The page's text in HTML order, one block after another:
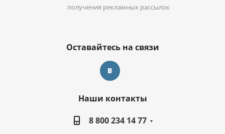
получения рекламных рассылок
Оставайтесь на связи
Наши контакты
8 800 234 14 77